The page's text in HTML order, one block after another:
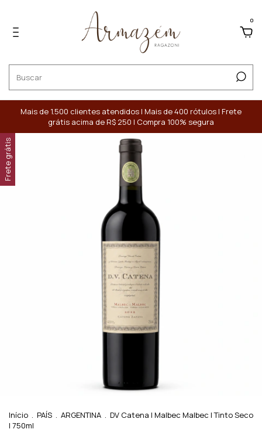
0
Mais de 1.500 clientes atendidos | Mais de 400 rótulos | Frete
grátis acima de R$ 250 | Compra 100% segura
Frete grátis
Início . PAÍS . ARGENTINA . DV Catena | Malbec Malbec | Tinto Seco
| 750ml